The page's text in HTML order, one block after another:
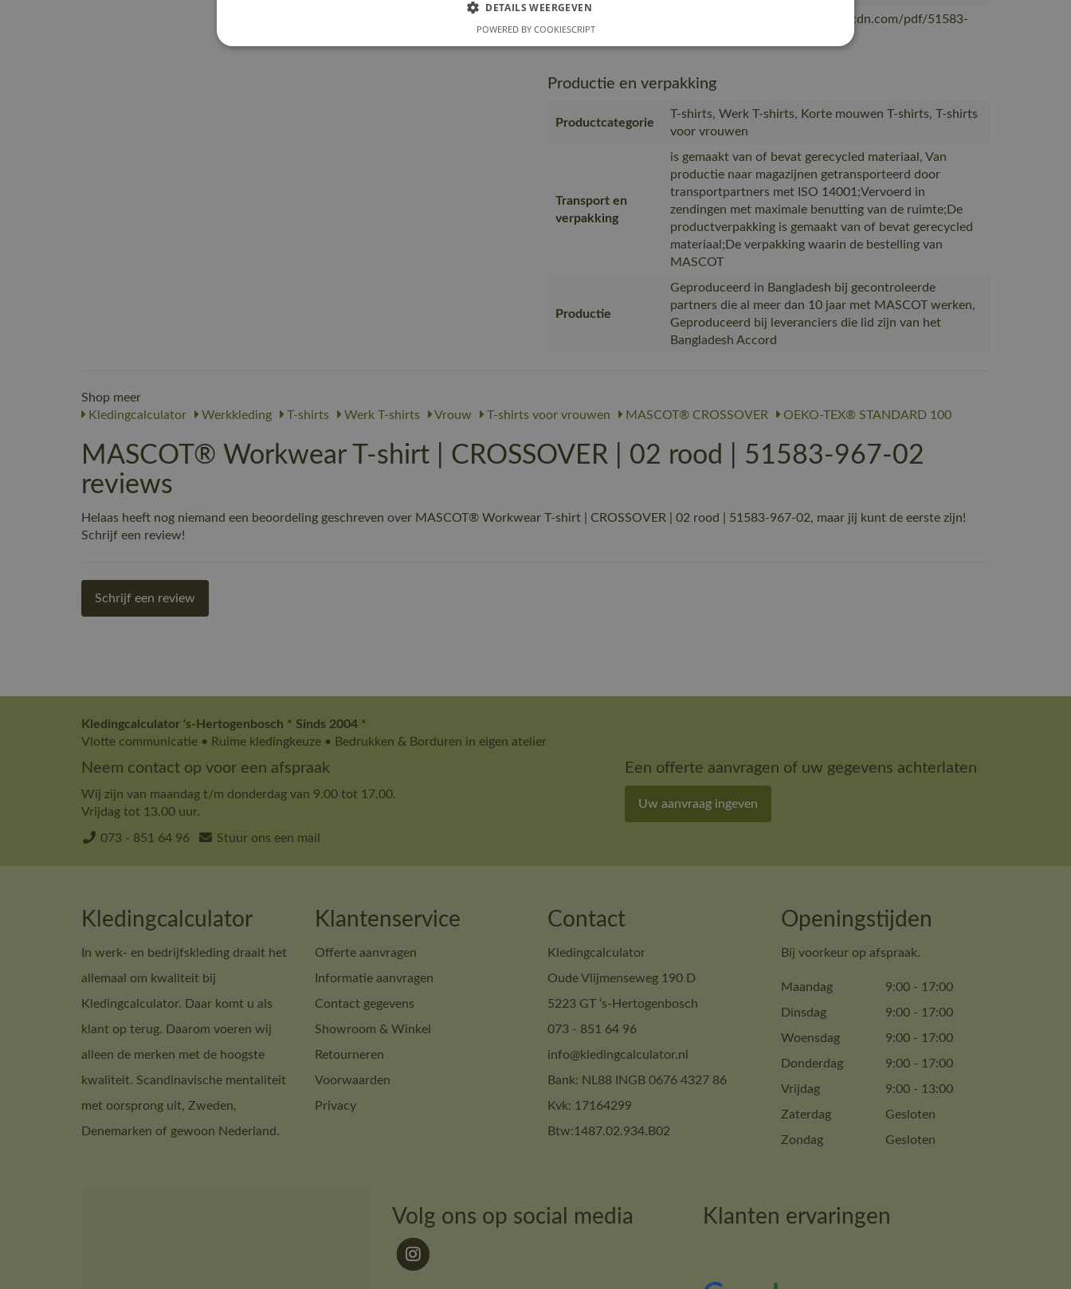
Url product pdf
https://mascotsitecore-1ccb8.kxcdn.com/pdf/51583-
Productie en verpakking
Productcategorie
T-shirts, Werk T-shirts, Korte mouwen T-shirts, T-shirts
voor vrouwen
Transport en
verpakking
is gemaakt van of bevat gerecycled materiaal, Van
productie naar magazijnen getransporteerd door
transportpartners met ISO 14001;Vervoerd in
zendingen met maximale benutting van de ruimte;De
productverpakking is gemaakt van of bevat gerecycled
materiaal;De verpakking waarin de bestelling van
MASCOT
Productie
Geproduceerd in Bangladesh bij gecontroleerde
partners die al meer dan 10 jaar met MASCOT werken,
Geproduceerd bij leveranciers die lid zijn van het
Bangladesh Accord
Shop meer
Kledingcalculator
Werkkleding T-shirts Werk T-shirts Vrouw T-shirts voor vrouwen MASCOT® CROSSOVER OEKO-TEX® STANDARD 100
MASCOT® Workwear T-shirt | CROSSOVER | 02 rood | 51583-967-02
reviews
Helaas heeft nog niemand een beoordeling geschreven over MASCOT® Workwear T-shirt | CROSSOVER | 02 rood | 51583-967-02, maar jij kunt de eerste zijn!
Schrijf een review!
Schrijf een review
Kledingcalculator 's-Hertogenbosch * Sinds 2004 *
Vlotte communicatie • Ruime kledingkeuze • Bedrukken & Borduren in eigen atelier
Neem contact op voor een afspraak
Wij zijn van maandag t/m donderdag van 9.00 tot 17.00.
Vrijdag tot 13.00 uur.
073 - 851 64 96 Stuur ons een mail
Een offerte aanvragen of uw gegevens achterlaten
Uw aanvraag ingeven
Kledingcalculator
In werk- en bedrijfskleding draait het
allemaal om kwaliteit bij
Kledingcalculator. Daar komt u als
klant op terug. Daarom voeren wij
alleen de merken met de hoogste
kwaliteit. Scandinavische mentaliteit
met oorsprong uit, Zweden,
Denemarken of gewoon Nederland.
Klantenservice
Offerte aanvragen
Informatie aanvragen
Contact gegevens
Showroom & Winkel
Retourneren
Voorwaarden
Privacy
Contact
Kledingcalculator
Oude Vlijmenseweg 190 D
5223 GT ‘s-Hertogenbosch
073 - 851 64 96
info@kledingcalculator.nl
Bank: NL88 INGB 0676 4327 86
Kvk: 17164299
Btw:1487.02.934.B02
Openingstijden
Bij voorkeur op afspraak.
Maandag 9:00 - 17:00
Dinsdag
9:00 - 17:00
Woensdag
9:00 - 17:00
Donderdag
9:00 - 17:00
Vrijdag
9:00 - 13:00
Zaterdag
Gesloten
Zondag
Gesloten
Volg ons op social media Klanten ervaringen
DETAILS WEERGEVEN
POWERED BY COOKIESCRIPT